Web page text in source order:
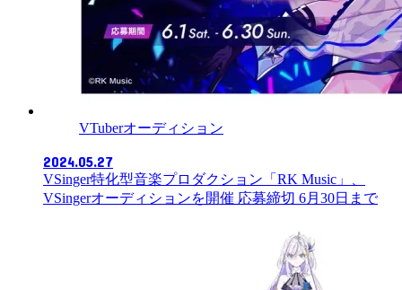
VTuberオーディション
2024.05.27
VSinger特化型音楽プロダクション「RK Music」、
VSingerオーディションを開催 応募締切 6月30日まで